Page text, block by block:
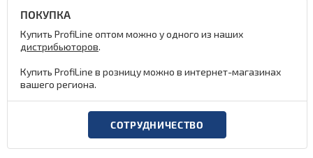
ПОКУПКА
Купить ProfiLine оптом можно у одного из наших
дистрибьюторов.
Купить ProfiLine в розницу можно в интернет-магазинах
вашего региона.
СОТРУДНИЧЕСТВО